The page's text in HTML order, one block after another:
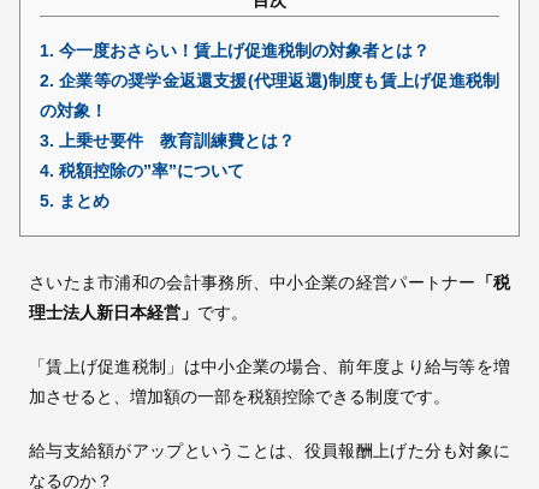
1. 今一度おさらい！賃上げ促進税制の対象者とは？
2. 企業等の奨学金返還支援(代理返還)制度も賃上げ促進税制
の対象！
3. 上乗せ要件 教育訓練費とは？
4. 税額控除の”率”について
5. まとめ
さいたま市浦和の会計事務所、中小企業の経営パートナー
「税
理士法人新日本経営」 です。
「賃上げ促進税制」は中小企業の場合、前年度より給与等を増
加させると、増加額の一部を税額控除できる制度です。
給与支給額がアップということは、役員報酬上げた分も対象に
なるのか？